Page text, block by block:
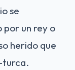
se
por un rey o
herido que
turca.